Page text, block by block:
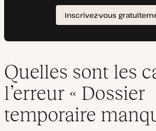
Quelles sont les
l’erreur « Dossier
temporaire